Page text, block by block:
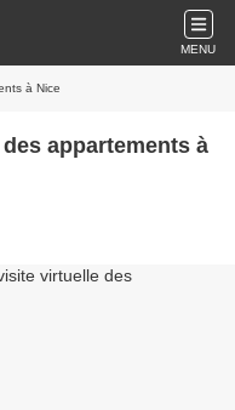
MENU
à Nice
appartements à